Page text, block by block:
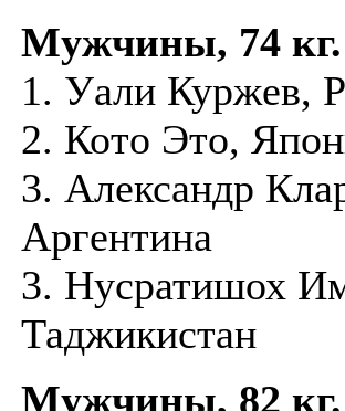
Мужчины, 74 кг.
1. Уали Куржев,
2. Кото Это,
3. Александр
Аргентина
3. Нусратишох
Таджикистан
Мужчины, 82 кг.